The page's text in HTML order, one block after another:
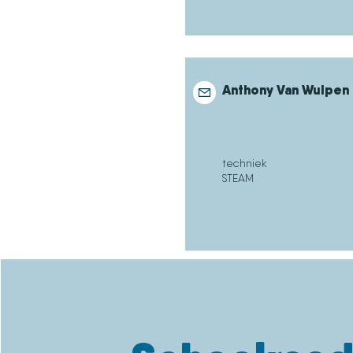
Anthony Van Wulpen
techniek
STEAM